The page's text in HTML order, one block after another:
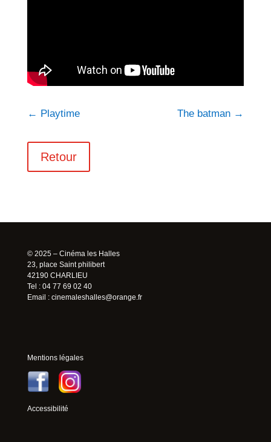
← Playtime The batman →
Retour
© 2025 – Cinéma les Halles
23, place Saint philibert
42190 CHARLIEU
Tel : 04 77 69 02 40
Email : cinemaleshalles@orange.fr
Mentions légales
Accessibilité